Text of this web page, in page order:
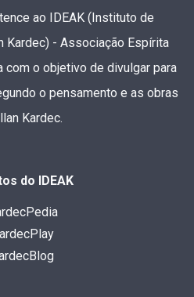
ao IDEAK (Instituto de
Kardec) - Associação Espírita
com o objetivo de divulgar para
o pensamento e as obras
Kardec.
do IDEAK